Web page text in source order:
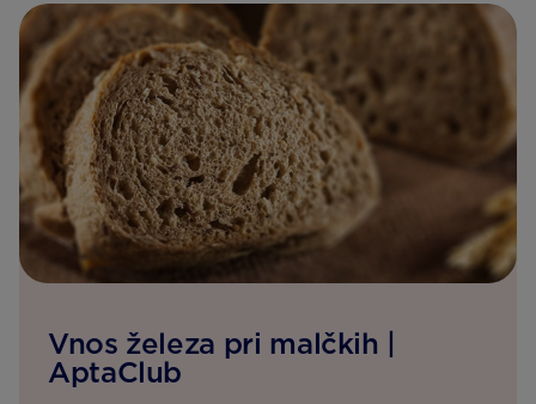
Vnos železa pri malčkih |
AptaClub